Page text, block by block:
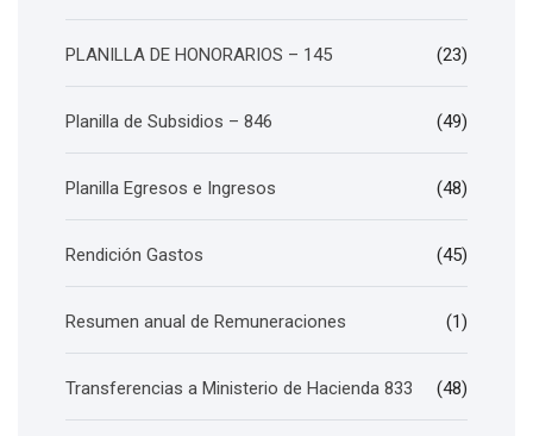
PLANILLA DE HONORARIOS – 145 (23)
Planilla de Subsidios – 846 (49)
Planilla Egresos e Ingresos (48)
Rendición Gastos (45)
Resumen anual de Remuneraciones (1)
Transferencias a Ministerio de Hacienda 833 (48)